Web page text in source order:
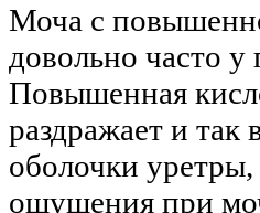
Моча с
довольно часто у
Повышенная
раздражает и так
оболочки
ощущения при